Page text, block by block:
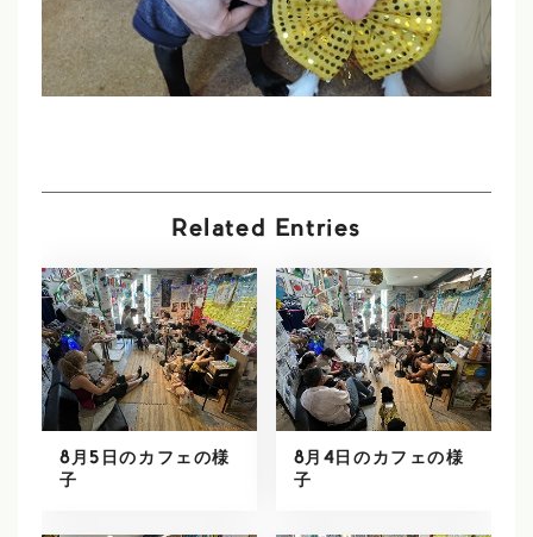
Related Entries
8月5日のカフェの様
子
8月4日のカフェの様
子